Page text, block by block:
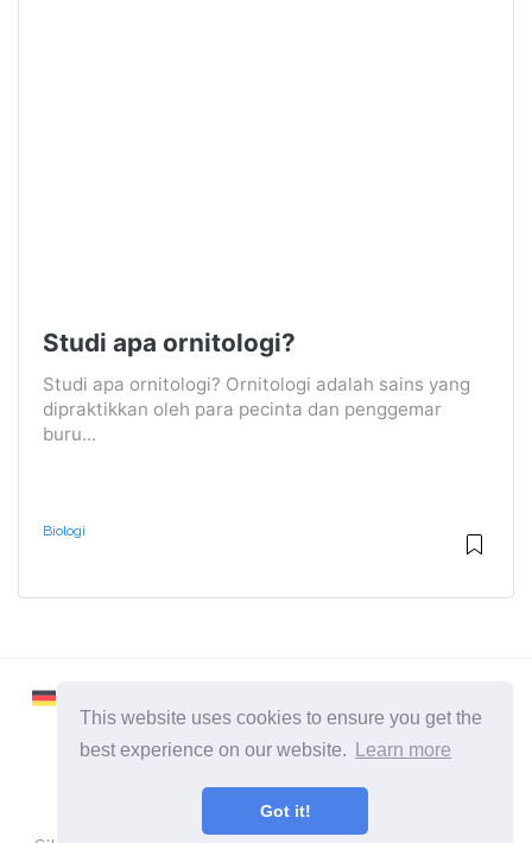
This website uses cookies to ensure you get the
best experience on our website.
Learn more
Got it!
Studi apa ornitologi?
Studi apa ornitologi? Ornitologi adalah sains yang
dipraktikkan oleh para pecinta dan penggemar
buru...
Biologi
2026 ©Learnaboutworld
Semua Kategori